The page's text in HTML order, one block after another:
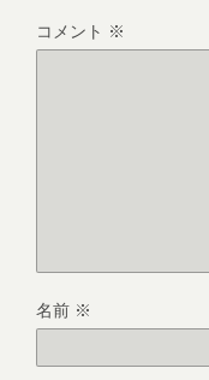
コメント ※
名前 ※